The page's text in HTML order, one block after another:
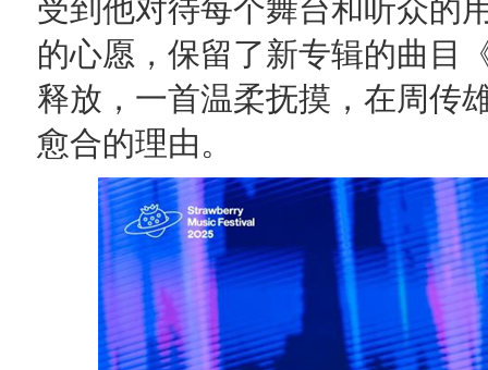
受到他对待每个舞台和听众的
的心愿，保留了新专辑的曲目
释放，一首温柔抚摸，在周传
愈合的理由。